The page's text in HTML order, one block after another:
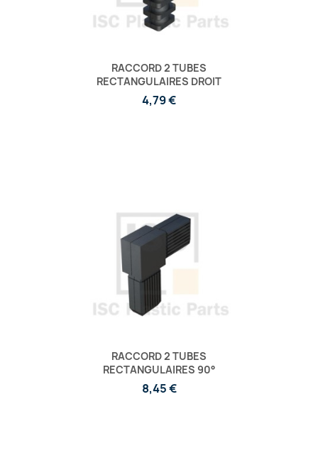
RACCORD 2 TUBES
RECTANGULAIRES DROIT
4,79 €
RACCORD 2 TUBES
RECTANGULAIRES 90°
8,45 €